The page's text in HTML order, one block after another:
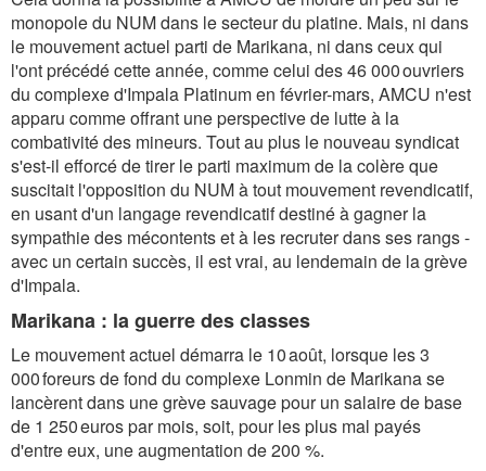
monopole du NUM dans le secteur du platine. Mais, ni dans
le mouvement actuel parti de Marikana, ni dans ceux qui
l'ont précédé cette année, comme celui des 46 000 ouvriers
du complexe d'Impala Platinum en février-mars, AMCU n'est
apparu comme offrant une perspective de lutte à la
combativité des mineurs. Tout au plus le nouveau syndicat
s'est-il efforcé de tirer le parti maximum de la colère que
suscitait l'opposition du NUM à tout mouvement revendicatif,
en usant d'un langage revendicatif destiné à gagner la
sympathie des mécontents et à les recruter dans ses rangs -
avec un certain succès, il est vrai, au lendemain de la grève
d'Impala.
Marikana : la guerre des classes
Le mouvement actuel démarra le 10 août, lorsque les 3
000 foreurs de fond du complexe Lonmin de Marikana se
lancèrent dans une grève sauvage pour un salaire de base
de 1 250 euros par mois, soit, pour les plus mal payés
d'entre eux, une augmentation de 200 %.